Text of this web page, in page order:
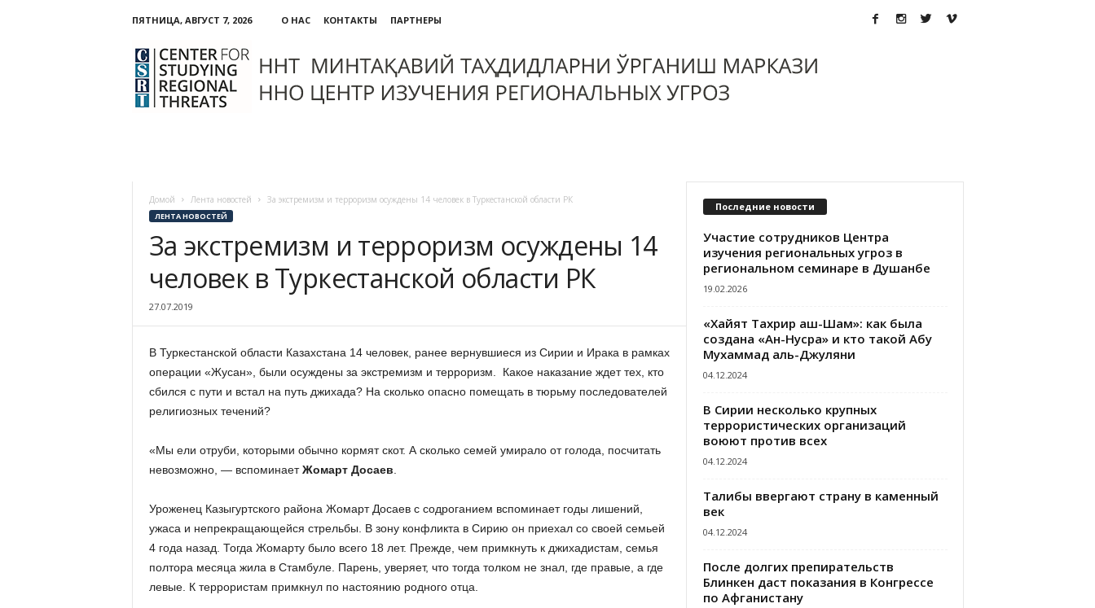
ПЯТНИЦА, АВГУСТ 7, 2026 О НАС КОНТАКТЫ
ПАРТНЕРЫ
Центр
изучения
региональных
угроз
Домой Лента новостей За экстремизм и терроризм осуждены 14 человек в Туркестанской области РК
ЛЕНТА НОВОСТЕЙ
За экстремизм и терроризм осуждены 14
человек в Туркестанской области РК
27.07.2019
В Туркестанской области Казахстана 14 человек, ранее вернувшиеся из Сирии и Ирака в рамках
операции «Жусан», были осуждены за экстремизм и терроризм. Какое наказание ждет тех, кто
сбился с пути и встал на путь джихада? На сколько опасно помещать в тюрьму последователей
религиозных течений?
«Мы ели отруби, которыми обычно кормят скот. А сколько семей умирало от голода, посчитать
невозможно, — вспоминаетЖомарт Досаев
Уроженец Казыгуртского района Жомарт Досаев с содроганием вспоминает годы лишений,
ужаса и непрекращающейся стрельбы. В зону конфликта в Сирию он приехал со своей семьей
4 года назад. Тогда Жомарту было всего 18 лет. Прежде, чем примкнуть к джихадистам, семья
полтора месяца жила в Стамбуле. Парень, уверяет, что тогда толком не знал, где правые, а где
левые. К террористам примкнул по настоянию родного отца.
Последние новости
Участие сотрудников Центра
изучения региональных угроз в
региональном семинаре в Душанбе
19.02.2026
«Хайят Тахрир аш-Шам»: как была
создана «Ан-Нусра» и кто такой Абу
Мухаммад аль-Джуляни
04.12.2024
В Сирии несколько крупных
террористических организаций
воюют против всех
04.12.2024
Талибы ввергают страну в каменный
век
04.12.2024
После долгих препирательств
Блинкен даст показания в Конгрессе
по Афганистану